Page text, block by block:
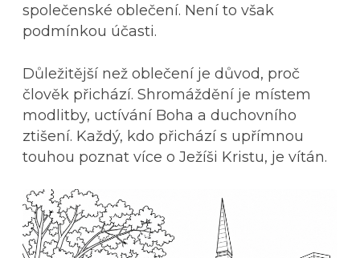
společenské oblečení. Není to však
podmínkou účasti.
Důležitější než oblečení je důvod, proč
člověk přichází. Shromáždění je místem
modlitby, uctívání Boha a duchovního
ztišení. Každý, kdo přichází s upřímnou
touhou poznat více o Ježíši Kristu, je vítán.